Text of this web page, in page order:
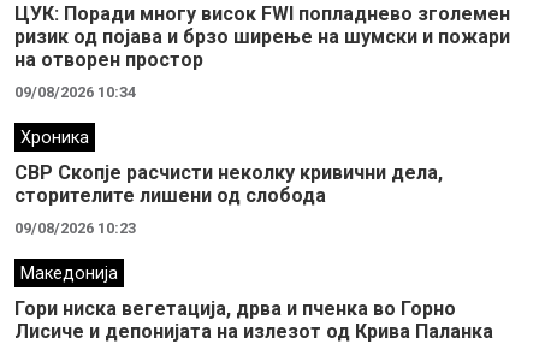
ЦУК: Поради многу висок FWI попладнево зголемен
ризик од појава и брзо ширење на шумски и пожари
на отворен простор
09/08/2026 10:34
Хроника
СВР Скопје расчисти неколку кривични дела,
сторителите лишени од слобода
09/08/2026 10:23
Македонија
Гори ниска вегетација, дрва и пченка во Горно
Лисиче и депонијата на излезот од Крива Паланка